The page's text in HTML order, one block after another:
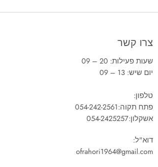
צרו קשר
שעות פעילות: 20 – 09
יום שיש: 13 – 09
טלפון:
פתח תקוה:054-242-2561
אשקלון:054-2425257
דוא"ל:
ofrahori1964@gmail.com